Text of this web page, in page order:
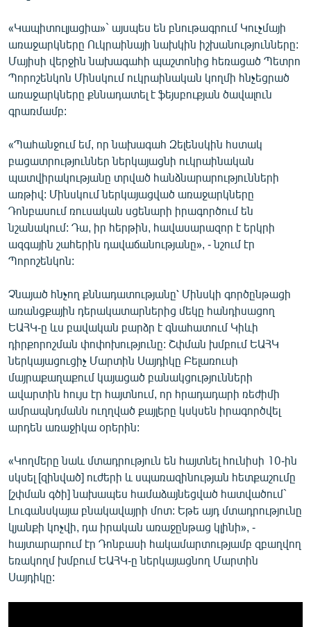
«Կապիտուլյացիա»` այսպես են բնութագրում Կուչմայի
առաջարկները Ուկրաինայի նախկին իշխանությունները:
Մայիսի վերջին նախագահի պաշտոնից հեռացած Պետրո
Պորոշենկոն Մինսկում ուկրաինական կողմի հնչեցրած
առաջարկները քննադատել է ֆեյսբուքյան ծավալուն
գրառմամբ:
«Պահանջում եմ, որ նախագահ Զելենսկին հստակ
բացատրություններ ներկայացնի ուկրաինական
պատվիրակությանը տրված հանձնարարությունների
առթիվ: Մինսկում ներկայացված առաջարկները
Դոնբասում ռուսական սցենարի իրագործում են
նշանակում: Դա, իր հերթին, հավասարազոր է երկրի
ազգային շահերին դավաճանությանը», - նշում էր
Պորոշենկոն:
Չնայած հնչող քննադատությանը՝ Մինսկի գործընթացի
առանցքային դերակատարներից մեկը հանդիսացող
ԵԱՀԿ-ը ևս բավական բարձր է գնահատում Կիևի
դիրքորոշման փոփոխությունը: Շփման խմբում ԵԱՀԿ
ներկայացուցիչ Մարտին Սայդիկը Բելառուսի
մայրաքաղաքում կայացած բանակցությունների
ավարտին հույս էր հայտնում, որ հրադադարի ռեժիմի
ամրապնդմանն ուղղված քայլերը կսկսեն իրագործվել
արդեն առաջիկա օրերին:
«Կողմերը նաև մտադրություն են հայտնել հունիսի 10-ին
սկսել [զինված] ուժերի և սպառազինության հետքաշումը
[շփման գծի] նախապես համաձայնեցված հատվածում`
Լուգանսկայա բնակավայրի մոտ: Եթե այդ մտադրությունը
կյանքի կոչվի, դա իրական առաջընթաց կլինի», -
հայտարարում էր Դոնբասի հակամարտությամբ զբաղվող
եռակողմ խմբում ԵԱՀԿ-ը ներկայացնող Մարտին
Սայդիկը: